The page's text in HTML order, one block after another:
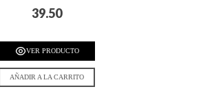
39.50
VER PRODUCTO
AÑADIR A LA CARRITO